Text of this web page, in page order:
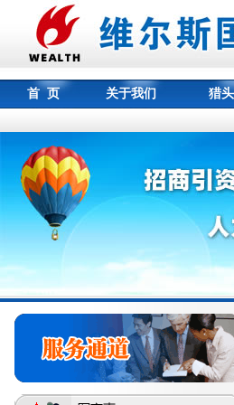
首 页 关于我们 猎